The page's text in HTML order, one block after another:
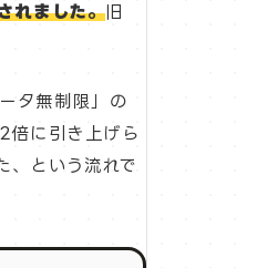
れました。 旧
タ無制限」の
倍に引き上げら
という流れで